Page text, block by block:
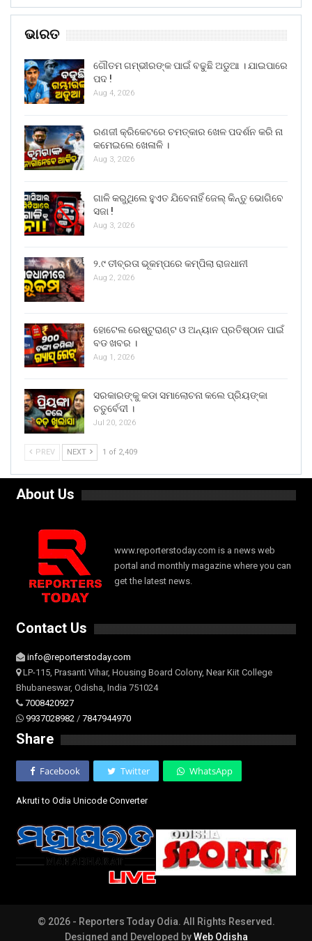
ଭାରତ
ଗୌତମ ଗମ୍ଭୀରଙ୍କ ପାଇଁ ବଢୁଛି ଅଡୁଆ । ଯାଇପାରେ
ପଦ !
Aug 4, 2026
ରଣଜୀ କ୍ରିକେଟରେ ଚମତ୍କାର ଖେଳ ପଦର୍ଶନ କରି ନା
କମେଇଲେ ଖେଳାଳି ।
Aug 3, 2026
ଗାଳି କରୁଥିଲେ ହୁଏତ ଯିବେନାହିଁ ଜେଲ୍ କିନ୍ତୁ ଭୋଗିବେ
ସଜା !
Aug 3, 2026
୨.୯ ତୀବ୍ରତା ଭୂକମ୍ପରେ କମ୍ପିଲା ରାଜଧାନୀ
Aug 2, 2026
ହୋଟେଲ ରେଷ୍ଟୁରାଣ୍ଟ ଓ ଅନ୍ୟାନ ପ୍ରତିଷ୍ଠାନ ପାଇଁ
ବଡ ଖବର ।
Aug 1, 2026
ସରକାରଙ୍କୁ କଡା ସମାଲୋଚନା କଲେ ପ୍ରିୟଙ୍କା
ଚତୁର୍ବେଦୀ ।
Jul 20, 2026
PREV NEXT 1 of 2,409
About Us
www.reporterstoday.com is a news web
portal and monthly magazine where you can
get the latest news.
Contact Us
info@reporterstoday.com
LP-115, Prasanti Vihar, Housing Board Colony, Near Kiit College
Bhubaneswar, Odisha, India 751024
7008420927
9937028982 / 7847944970
Share
Facebook Twitter WhatsApp
Akruti to Odia Unicode Converter
© 2026 - Reporters Today Odia. All Rights Reserved.
Designed and Developed byWeb Odisha